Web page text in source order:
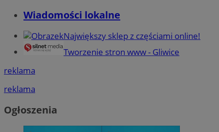
Wiadomości lokalne
Największy sklep z częściami online!
Tworzenie stron www - Gliwice
reklama
reklama
Ogłoszenia